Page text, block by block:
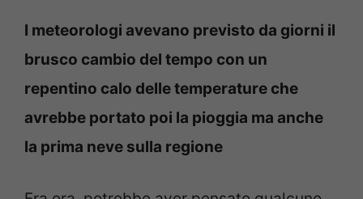
I meteorologi avevano previsto da giorni il
brusco cambio del tempo con un
repentino calo delle temperature che
avrebbe portato poi la pioggia ma anche
la prima neve sulla regione